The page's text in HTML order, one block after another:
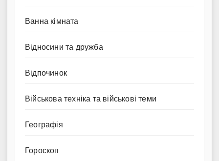
Ванна кімната
Відносини та дружба
Відпочинок
Військова техніка та військові теми
Географія
Гороскоп